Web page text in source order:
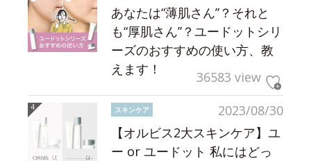
あなたは“薄肌さん”？それと
も“厚肌さん”？ユードットシリ
ーズのおすすめの使い方、教
えます！
36583 view
2023/08/30
スキンケア
【オルビス2大スキンケア】ユ
ー or ユードット 私にはどっ